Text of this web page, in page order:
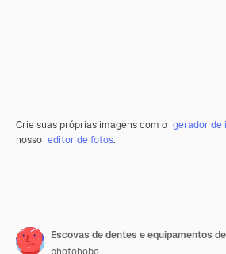
Crie suas próprias imagens com o gerador de
nosso editor de fotos.
Escovas de dentes e equipamentos